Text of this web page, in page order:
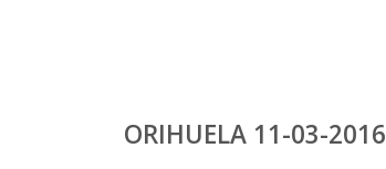
ORIHUELA 11-03-2016